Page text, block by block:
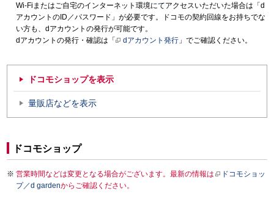
Wi-Fiまたはご自宅のインターネット環境にてアクセスいただいた場合は「d
アカウントのID／パスワード」が必要です。ドコモの契約回線をお持ちでな
い方も、dアカウントの発行が可能です。
dアカウントの発行・確認は「
dアカウント発行 」でご確認ください。
ドコモショップを表示
量販店などを表示
ドコモショップ
営業時間などは変更となる場合がございます。最新の情報は
ドコモショッ
プ／d gardenからご確認ください。